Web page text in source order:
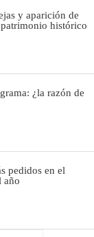
y aparición de
histórico
¿la razón de
pedidos en el
año